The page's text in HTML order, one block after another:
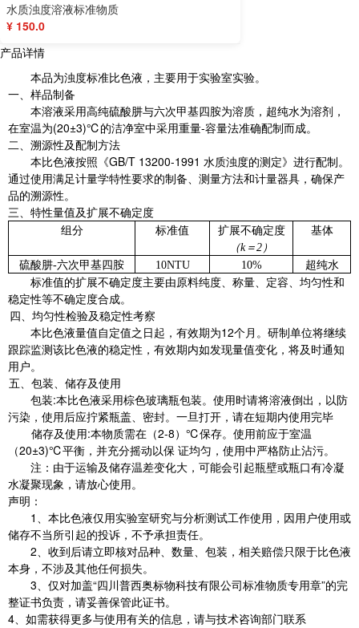
水质浊度溶液标准物质
¥ 150.0
产品详情
本品为浊度标准比色液 ，主要用于实验室实验。
一、样品制备
本溶液采用高纯硫酸肼与六次甲基四胺为溶质， 超纯水为溶剂，
在室温为(20±3)℃的洁净室中采用重量-容量法准确配制而成。
二、溯源性及配制方法
本比色液按照《GB/T 13200-1991 水质浊度的测定》进行配制。
通过使用满足计量学特性要求的制备、测量方法和计量器具，确保产
品的溯源性。
三、特性量值及扩展不确定度
组分 标准值
扩展不确定度
（k＝2 ）
基体
硫酸肼-六次甲基四胺 10NTU 10% 超纯水
标准值的扩展不确定度主要由原料纯度、称量、定容、均匀性和
稳定性等不确定度合成。
四、均匀性检验及稳定性考察
本比色液量值自定值之日起， 有效期为12个月 。研制单位将继续
跟踪监测该比色液的稳定性， 有效期内如发现量值变化，将及时通知
用户。
五、包装、储存及使用
包装:本比色液采用棕色玻璃瓶包装。 使用时请将溶液倒出，以防
污染，使用后应拧紧瓶盖、密封。一旦打开，请在短期内使用完毕
储存及使用:本物质需在（2-8） ℃保存。使用前应于室温
（20±3)℃平衡，并充分摇动以保 证均匀 ， 使用中严格防止沾污。
注：由于运输及储存温差变化大，可能会引起瓶壁或瓶口有冷凝
水凝聚现象，请放心使用。
声明：
1 、本比色液仅用实验室研究与分析测试工作使用，因用户使用或
储存不当所引起的投诉，不予承担责任。
2、收到后请立即核对品种、数量、包装，相关赔偿只限于比色液
本身，不涉及其他任何损失。
3、仅对加盖“四川普西奥标物科技有限公司标准物质专用章”的完
整证书负责，请妥善保管此证书。
4、如需获得更多与使用有关的信息，请与技术咨询部门联系